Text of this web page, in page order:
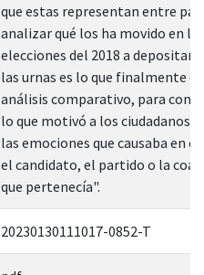
que estas representan entre
analizar qué los ha movido en las
elecciones del 2018 a depositar
las urnas es lo que finalmente
análisis comparativo, para
lo que motivó a los ciudadanos,
las emociones que causaba en
el candidato, el partido o la
que pertenecía".
20230130111017-0852-T